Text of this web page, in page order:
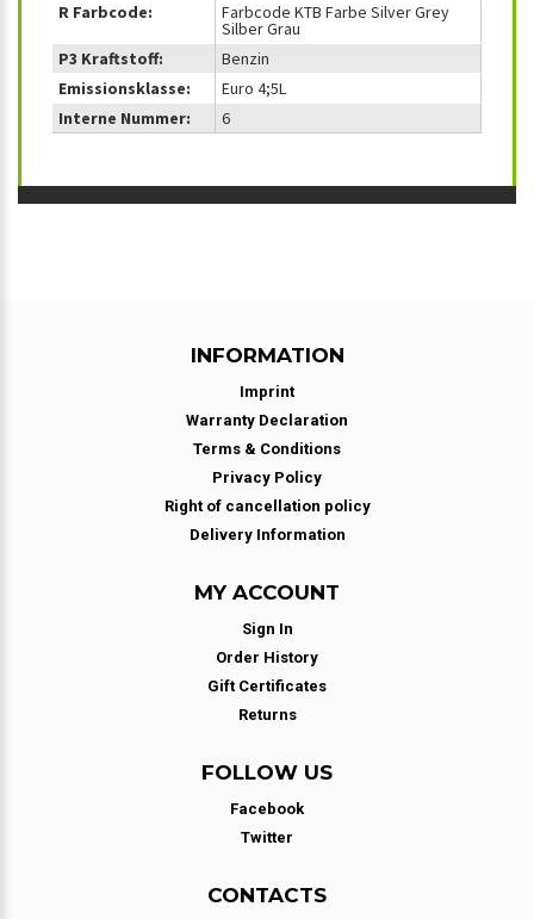
R Farbcode:
Farbcode KTB Farbe Silver Grey
Silber Grau
P3 Kraftstoff:
Benzin
Emissionsklasse:
Euro 4;5L
Interne Nummer:
6
INFORMATION
Imprint
Warranty Declaration
Terms & Conditions
Privacy Policy
Right of cancellation policy
Delivery Information
MY ACCOUNT
Sign In
Order History
Gift Certificates
Returns
FOLLOW US
Facebook
Twitter
CONTACTS